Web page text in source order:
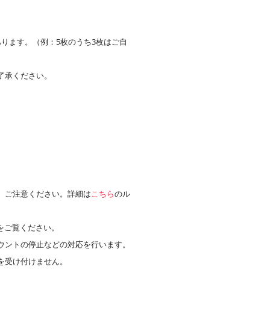
ます。（例：5枚のうち3枚はご自
ください。
ご注意ください。詳細はこちらのル
ご覧ください。
トの停止などの対応を行います。
け付けません。